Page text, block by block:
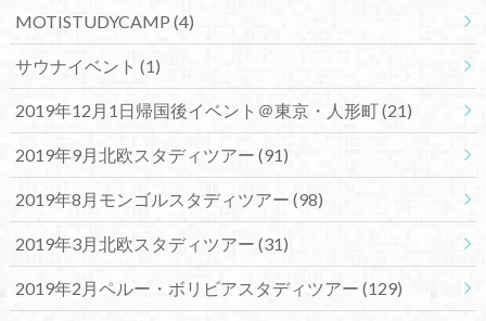
MOTISTUDYCAMP (4)
サウナイベント (1)
2019年12月1日帰国後イベント＠東京・人形町(21)
2019年9月北欧スタディツアー (91)
2019年8月モンゴルスタディツアー (98)
2019年3月北欧スタディツアー (31)
2019年2月ペルー・ボリビアスタディツアー (129)